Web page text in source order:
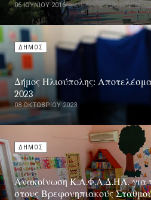
06 ΙΟΥΝΊΟΥ 2016
ΔΗΜΟΣ
Δήμος Ηλιούπολης:
2023
08 ΟΚΤΩΒΡΊΟΥ 2023
ΔΗΜΟΣ
Ανακοίνωση Κ.Α.Φ.Α.Δ.ΗΛ. για
στους Βρεφονηπιακούς